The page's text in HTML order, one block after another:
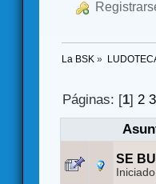
La BSK »
Páginas: [1]2 3
SE